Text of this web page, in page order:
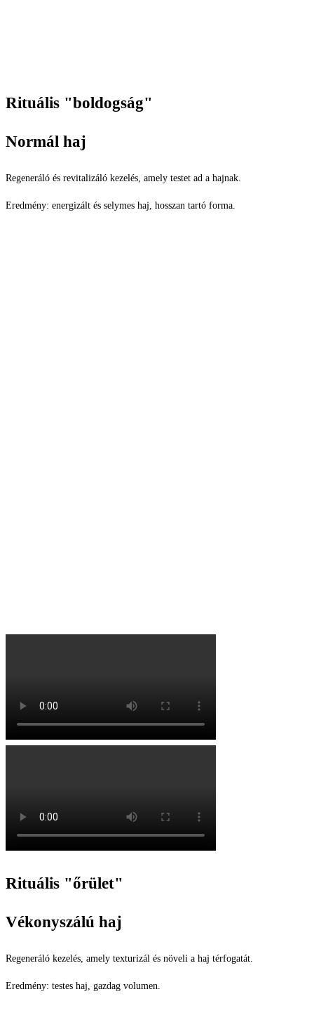
Rituális "boldogság"
Normál haj
Regeneráló és revitalizáló kezelés, amely testet ad a hajnak.
Eredmény: energizált és selymes haj, hosszan tartó forma.
Rituális "őrület"
Vékonyszálú haj
Regeneráló kezelés, amely texturizál és növeli a haj térfogatát.
Eredmény: testes haj, gazdag volumen.